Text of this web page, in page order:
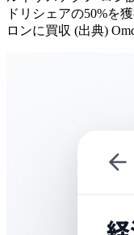
ドリシェアの50%を
ロンに買収 (出典)